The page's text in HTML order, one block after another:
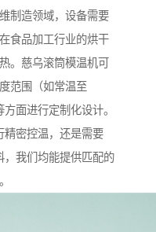
制造领域，设备需要
食品加工行业的烘干
。慈乌滚筒模温机可
范围（如常温至
面进行定制化设计。
密控温，还是需要
我们均能提供匹配的